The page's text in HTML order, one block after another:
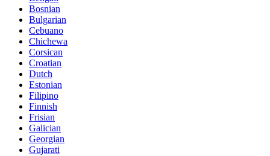
Bosnian
Bulgarian
Cebuano
Chichewa
Corsican
Croatian
Dutch
Estonian
Filipino
Finnish
Frisian
Galician
Georgian
Gujarati